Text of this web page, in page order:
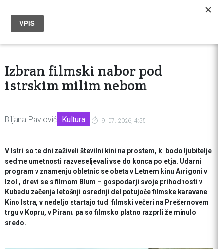
Izbran filmski nabor pod
istrskim milim nebom
Biljana Pavlović Kultura 9. 07. 2026, 4:55
V Istri so te dni zaživeli številni kini na prostem, ki bodo ljubitelje
sedme umetnosti razveseljevali vse do konca poletja. Udarni
program v znamenju obletnic se obeta v Letnem kinu Arrigoni v
Izoli, drevi se s filmom Blum – gospodarji svoje prihodnosti v
Kubedu začenja letošnji osrednji del potujoče filmske karavane
Kino Istra, v nedeljo startajo tudi filmski večeri na Prešernovem
trgu v Kopru, v Piranu pa so filmsko platno razprli že minulo
sredo.